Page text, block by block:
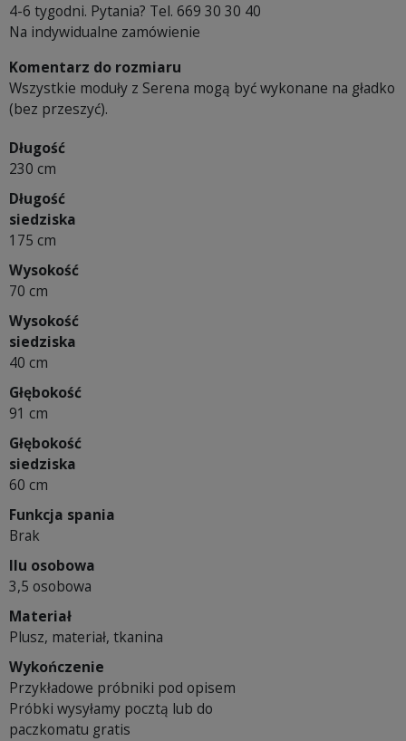
4-6 tygodni. Pytania? Tel. 669 30 30 40
Na indywidualne zamówienie
Komentarz do rozmiaru
Wszystkie moduły z Serena mogą być wykonane na gładko
(bez przeszyć).
Długość
230 cm
Długość
siedziska
175 cm
Wysokość
70 cm
Wysokość
siedziska
40 cm
Głębokość
91 cm
Głębokość
siedziska
60 cm
Funkcja spania
Brak
Ilu osobowa
3,5 osobowa
Materiał
Plusz, materiał, tkanina
Wykończenie
Przykładowe próbniki pod opisem
Próbki wysyłamy pocztą lub do
paczkomatu gratis